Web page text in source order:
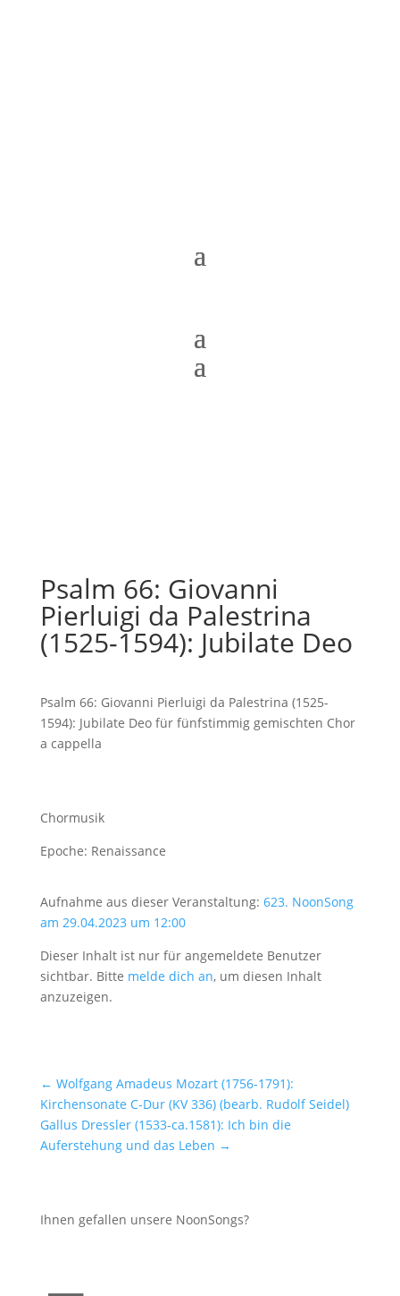
Psalm 66: Giovanni
Pierluigi da Palestrina
(1525-1594): Jubilate Deo
Psalm 66: Giovanni Pierluigi da Palestrina (1525-
1594): Jubilate Deo für fünfstimmig gemischten Chor
a cappella
Chormusik
Epoche: Renaissance
Aufnahme aus dieser Veranstaltung: 623. NoonSong
am 29.04.2023 um 12:00
Dieser Inhalt ist nur für angemeldete Benutzer
sichtbar. Bitte melde dich an, um diesen Inhalt
anzuzeigen.
← Wolfgang Amadeus Mozart (1756-1791):
Kirchensonate C-Dur (KV 336) (bearb. Rudolf Seidel)
Gallus Dressler (1533-ca.1581): Ich bin die
Auferstehung und das Leben →
Ihnen gefallen unsere NoonSongs?